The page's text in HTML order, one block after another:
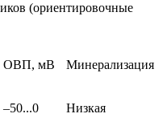
(ориентировочные
ОВП, мВ Минерализация
–50...0 Низкая